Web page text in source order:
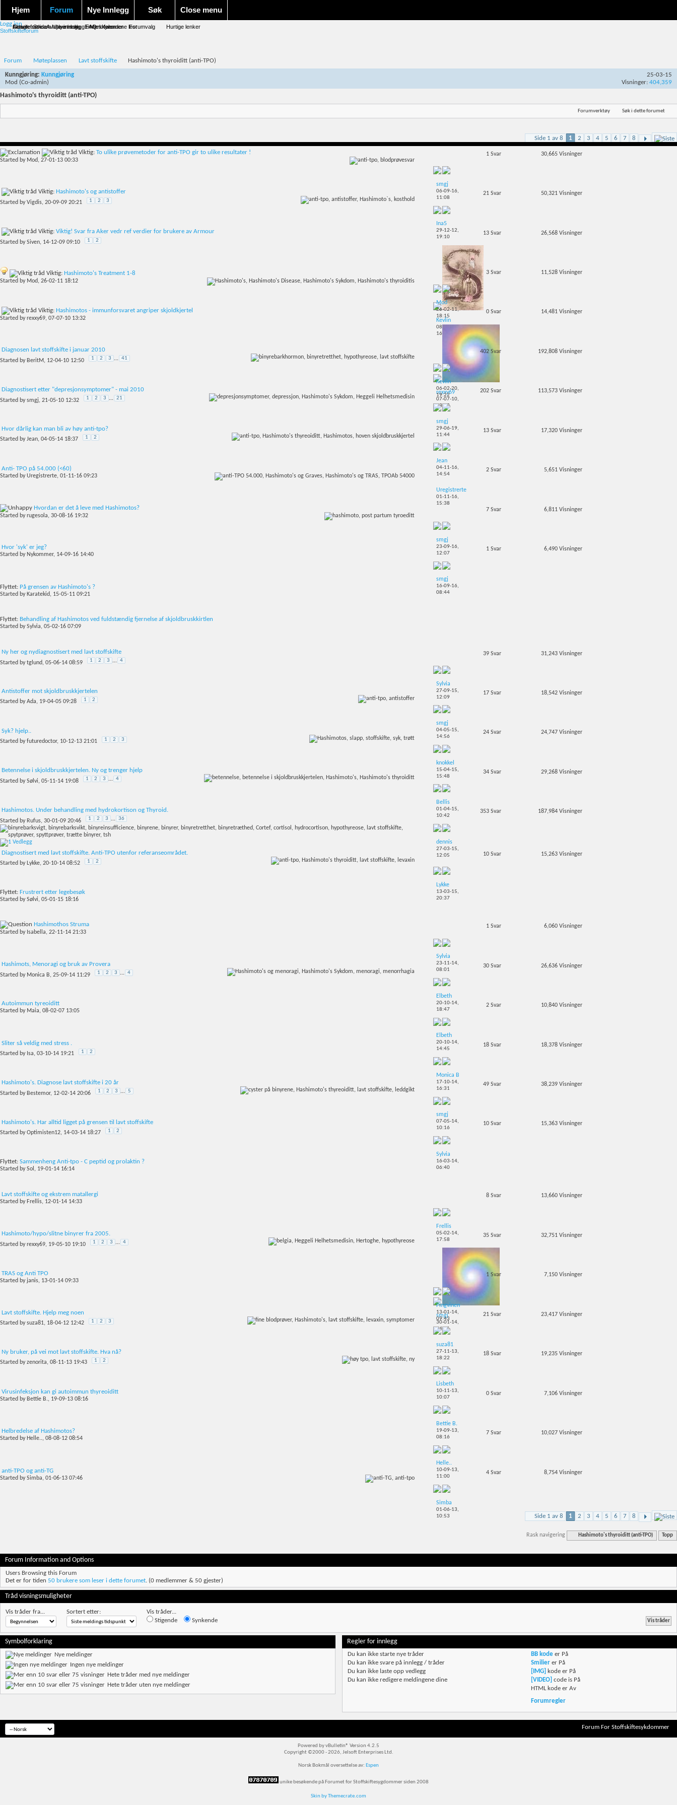
Hjem Forum
Forum forside Nye innlegg FAQ Kalender Forumvalg Hurtige lenker
Nye Innlegg
Aktivitet Stream Nye innlegg Merk forumene lest
Søk
Google søk Avansert søk Emneskyen
Close menu
Logg inn
Stoffskifteforum
Forum Møteplassen Lavt stoffskifte Hashimoto's thyroiditt (anti-TPO)
Kunngjøring: Kunngjøring
Mod (Co-admin)
25-03-15
Visninger: 404,359
Hashimoto's thyroiditt (anti-TPO)
Forumverktøy Søk i dette forumet
Side 1 av 8 1 2 3 4 5 6 7 8
Viktig: To ulike prøvemetoder for anti-TPO gir to ulike resultater !
Started by Mod, 27-01-13 00:33
1 Svar 30,665 Visninger
smgj
06-09-16,
11:08
Viktig: Hashimoto's og antistoffer
Started byVigdis, 20-09-09 20:21 1 2 3
21 Svar 50,321 Visninger
Ina5
29-12-12,
19:10
Viktig: Viktig! Svar fra Aker vedr ref verdier for brukere av Armour
Started bySiven, 14-12-09 09:10 1 2
13 Svar 26,568 Visninger
Kevlin
08-10-11,
16:38
Viktig: Hashimoto's Treatment 1-8
Started by Mod, 26-02-11 18:12
3 Svar 11,528 Visninger
Mod
26-02-11,
18:15
Viktig: Hashimotos - immunforsvaret angriper skjoldkjertel
Started byrexxy69, 07-07-10 13:32
0 Svar 14,481 Visninger
rexxy69
07-07-10,
13:32
Diagnosen lavt stoffskifte i januar 2010
Started by BeritM, 12-04-10 12:50 1 2 3 ... 41
402 Svar 192,808 Visninger
Kevlin
06-02-20,
19:22
Diagnostisert etter "depresjonsymptomer" - mai 2010
Started bysmgj, 21-05-10 12:32 1 2 3 ... 21
202 Svar 113,573 Visninger
smgj
29-06-19,
11:44
Hvor dårlig kan man bli av høy anti-tpo?
Started byJean, 04-05-14 18:37 1 2
13 Svar 17,320 Visninger
Jean
04-11-16,
14:54
Anti- TPO på 54.000 (<60)
Started byUregistrerte, 01-11-16 09:23
2 Svar 5,651 Visninger
Uregistrerte
01-11-16,
15:38
Hvordan er det å leve med Hashimotos?
Started byrugesola, 30-08-16 19:32
7 Svar 6,811 Visninger
smgj
23-09-16,
12:07
Hvor 'syk' er jeg?
Started byNykommer, 14-09-16 14:40
1 Svar 6,490 Visninger
smgj
16-09-16,
08:44
Flyttet: På grensen av Hashimoto's ?
Started by Karatekid, 15-05-11 09:21
Flyttet: Behandling af Hashimotos ved fuldstændig fjernelse af skjoldbruskkirtlen
Started bySylvia, 05-02-16 07:09
Ny her og nydiagnostisert med lavt stoffskifte
Started bytglund, 05-06-14 08:59 1 2 3 ... 4
39 Svar 31,243 Visninger
Sylvia
27-09-15,
12:09
Antistoffer mot skjoldbruskkjertelen
Started byAda, 19-04-05 09:28 1 2
17 Svar 18,542 Visninger
smgj
04-05-15,
14:56
Syk? hjelp..
Started byfuturedoctor, 10-12-13 21:01 1 2 3
24 Svar 24,747 Visninger
knokkel
15-04-15,
15:48
Betennelse i skjoldbruskkjertelen. Ny og trenger hjelp
Started bySølvi, 05-11-14 19:08 1 2 3 ... 4
34 Svar 29,268 Visninger
Bellis
01-04-15,
10:42
Hashimotos. Under behandling med hydrokortison og Thyroid.
Started by Rufus, 30-01-09 20:46 1 2 3 ... 36
353 Svar 187,984 Visninger
dennis
27-03-15,
12:05
Diagnostisert med lavt stoffskifte. Anti-TPO utenfor referanseområdet.
Started by Lykke, 20-10-14 08:52 1 2
10 Svar 15,263 Visninger
Lykke
13-03-15,
20:37
Flyttet: Frustrert etter legebesøk
Started bySølvi, 05-01-15 18:16
Hashimothos Struma
Started by Isabella, 22-11-14 21:33
1 Svar 6,060 Visninger
Sylvia
23-11-14,
08:01
Hashimots, Menoragi og bruk av Provera
Started by Monica B, 25-09-14 11:29 1 2 3 ... 4
30 Svar 26,636 Visninger
Elbeth
20-10-14,
18:47
Autoimmun tyreoiditt
Started by Maia, 08-02-07 13:05
2 Svar 10,840 Visninger
Elbeth
20-10-14,
14:45
Sliter så veldig med stress .
Started by Isa, 03-10-14 19:21 1 2
18 Svar 18,378 Visninger
Monica B
17-10-14,
16:31
Hashimoto's. Diagnose lavt stoffskifte i 20 år
Started by Bestemor, 12-02-14 20:06 1 2 3 ... 5
49 Svar 38,239 Visninger
smgj
07-05-14,
10:16
Hashimoto's. Har alltid ligget på grensen til lavt stoffskifte
Started byOptimisten12, 14-03-14 18:27 1 2
10 Svar 15,363 Visninger
Sylvia
16-03-14,
06:40
Flyttet: Sammenheng Anti-tpo - C peptid og prolaktin ?
Started bySol , 19-01-14 16:14
Lavt stoffskifte og ekstrem matallergi
Started by Frellis, 12-01-14 14:33
8 Svar 13,660 Visninger
Frellis
05-02-14,
17:58
Hashimoto/hypo/slitne binyrer fra 2005.
Started byrexxy69, 19-05-10 19:10 1 2 3 ... 4
35 Svar 32,751 Visninger
smgj
30-01-14,
14:41
TRAS og Anti TPO
Started by janis, 13-01-14 09:33
1 Svar 7,150 Visninger
Pingvinen
13-01-14,
09:43
Lavt stoffskifte. Hjelp meg noen
Started bysuza81, 18-04-12 12:42 1 2 3
21 Svar 23,417 Visninger
suza81
27-11-13,
18:22
Ny bruker, på vei mot lavt stoffskifte. Hva nå?
Started byzenorita, 08-11-13 19:43 1 2
18 Svar 19,235 Visninger
Lisbeth
10-11-13,
10:07
Virusinfeksjon kan gi autoimmun thyreoiditt
Started by Bettie B., 19-09-13 08:16
0 Svar 7,106 Visninger
Bettie B.
19-09-13,
08:16
Helbredelse af Hashimotos?
Started by Helle.., 08-08-12 08:54
7 Svar 10,027 Visninger
Helle..
10-09-13,
11:00
anti-TPO og anti-TG
Started bySimba, 01-06-13 07:46
4 Svar 8,754 Visninger
Simba
01-06-13,
10:53
Side 1 av 8 1 2 3 4 5 6 7 8
Rask navigering Hashimoto's thyroiditt (anti-TPO) Topp
Forum Information and Options
Users Browsing this Forum
Det er for tiden 50 brukere som leser i dette forumet. (0 medlemmer & 50 gjester)
Tråd visningsmuligheter
Vis tråder fra... Sortert etter:
Vis tråder...
Stigende
Synkende
Symbolforklaring
Nye meldinger
Ingen nye meldinger
Hete tråder med nye meldinger
Hete tråder uten nye meldinger
Regler for innlegg
Du kan ikkestarte nye tråder
Du kan ikkesvare på innlegg / tråder
Du kan ikkelaste opp vedlegg
Du kan ikkeredigere meldingene dine
BB kodeer På
Smilierer På
[IMG]
kode er På
[VIDEO] code is På
HTML kode er Av
Forumregler
Forum For Stoffskiftesykdommer
Powered by vBulletin® Version 4.2.5
Copyright ©2000 - 2026, Jelsoft Enterprises Ltd.
Norsk Bokmål oversettelse av: Espen
unike besøkende på Forumet for Stoffskiftesygdommer siden 2008
Skin by Themecrate.com